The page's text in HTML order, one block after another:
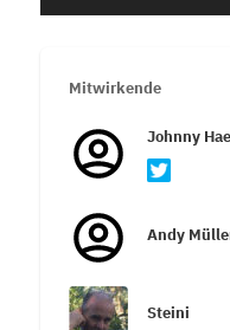
Mitwirkende
Johnny
Andy
Steini